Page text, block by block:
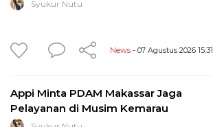
Syukur Nutu
News - 07 Agustus 2026 15:31
Appi Minta PDAM Makassar Jaga
Pelayanan di Musim Kemarau